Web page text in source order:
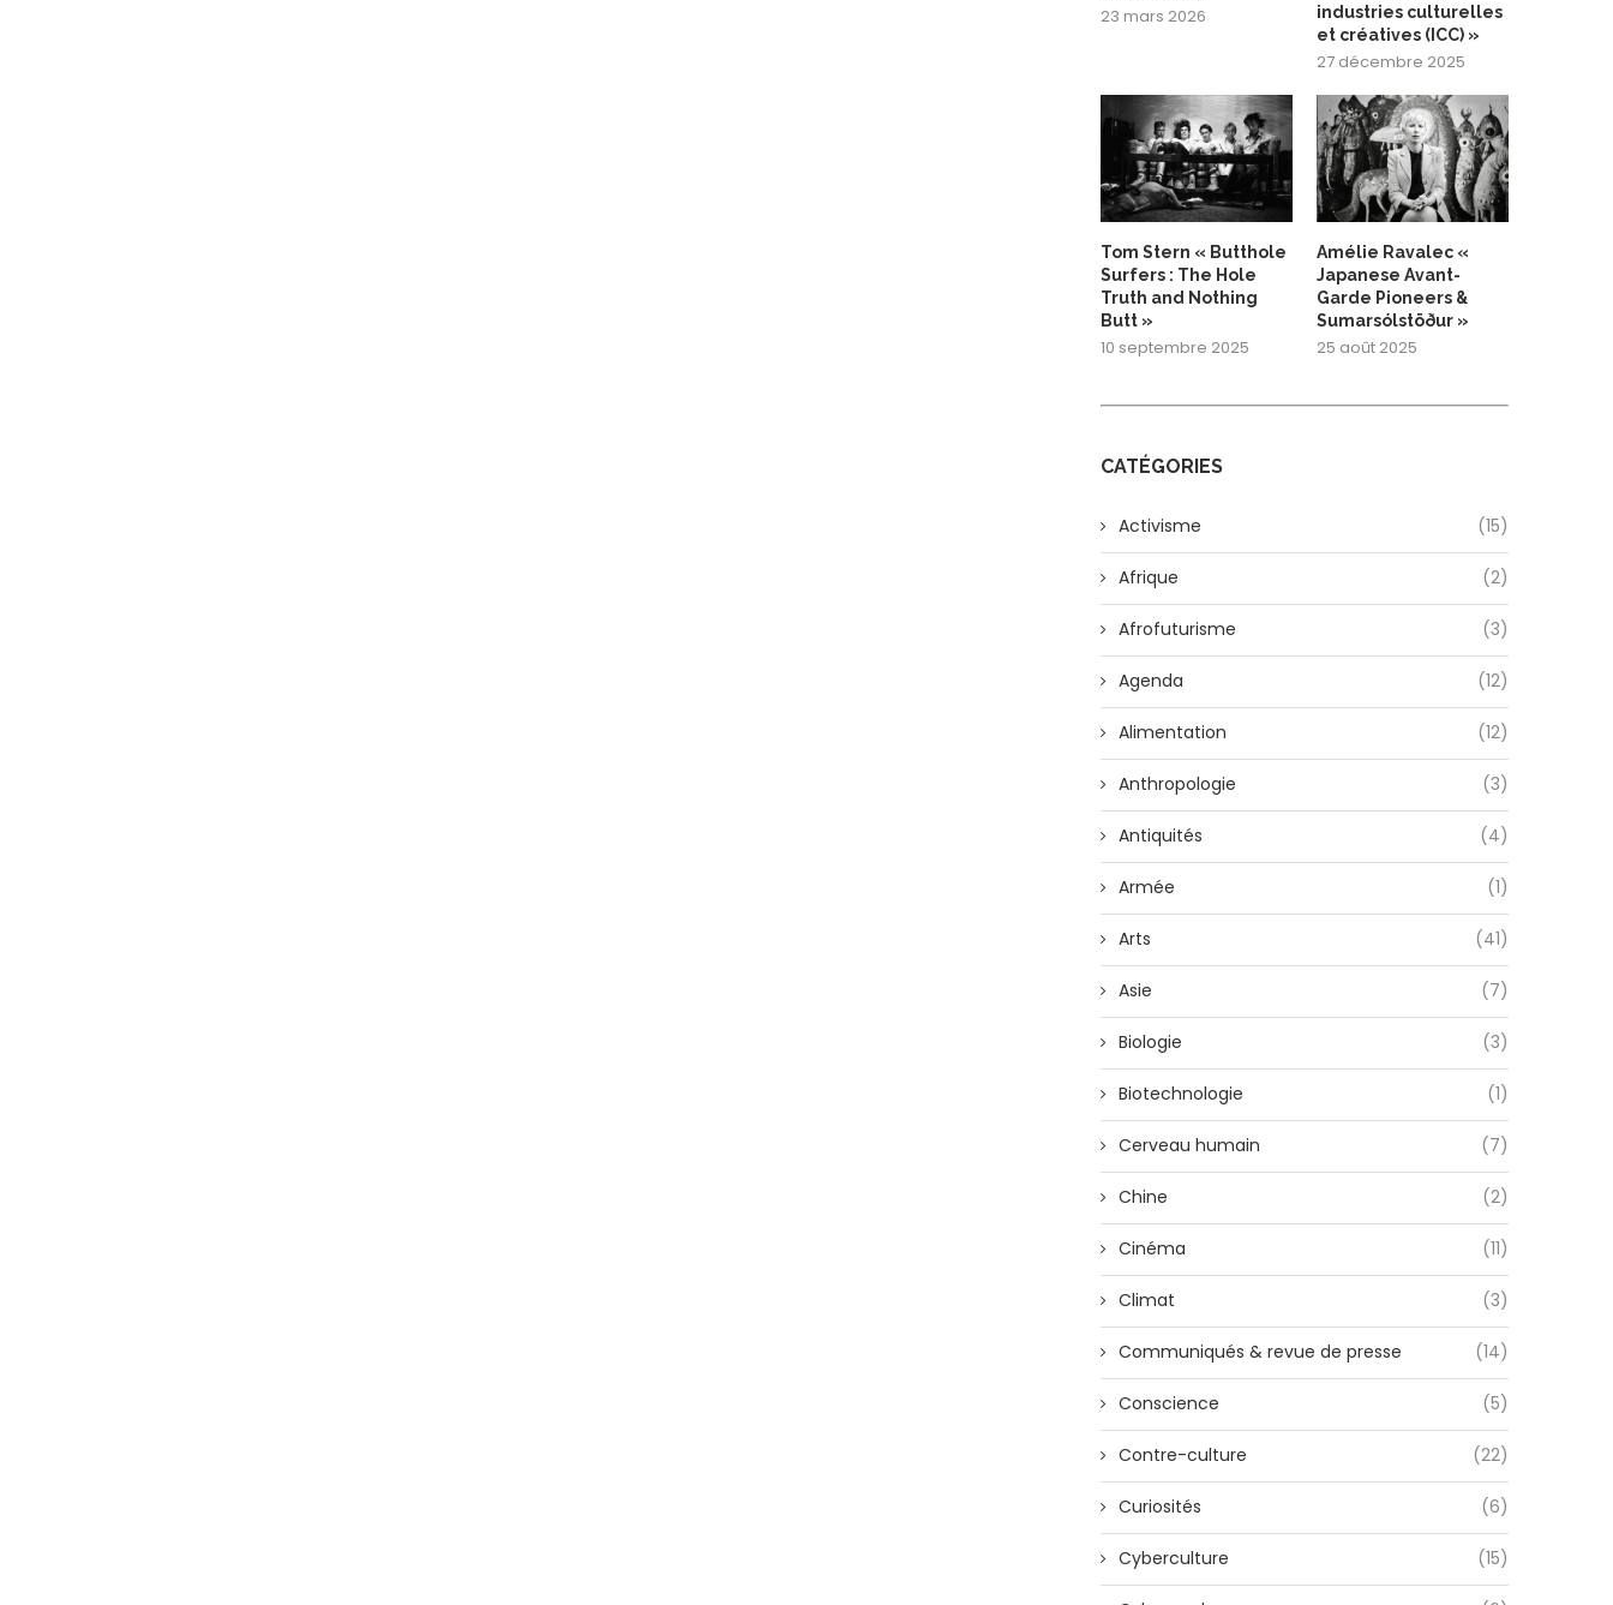
23 mars 2026
industries culturelles
et créatives (ICC) »
27 décembre 2025
Tom Stern « Butthole
Surfers : The Hole
Truth and Nothing
Butt »
10 septembre 2025
Amélie Ravalec «
Japanese Avant-
Garde Pioneers &
Sumarsólstöður »
25 août 2025
CATÉGORIES
Activisme (15)
Afrique (2)
Afrofuturisme (3)
Agenda (12)
Alimentation (12)
Anthropologie (3)
Antiquités (4)
Armée (1)
Arts (41)
Asie (7)
Biologie (3)
Biotechnologie (1)
Cerveau humain (7)
Chine (2)
Cinéma (11)
Climat (3)
Communiqués & revue de presse (14)
Conscience (5)
Contre-culture (22)
Curiosités (6)
Cyberculture (15)